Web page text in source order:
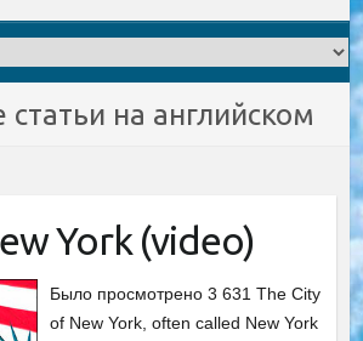
на английском
York (video)
Было просмотрено 3 631 The City
of New York, often called New York